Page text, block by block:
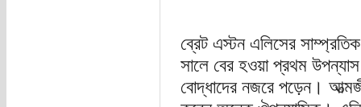
ব্রেট এস্টন এলিসের
সালে বের হওয়া প্রথম
বোদ্ধাদের নজরে পড়েন।